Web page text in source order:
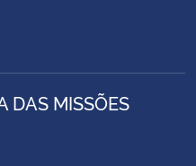
DAS MISSÕES